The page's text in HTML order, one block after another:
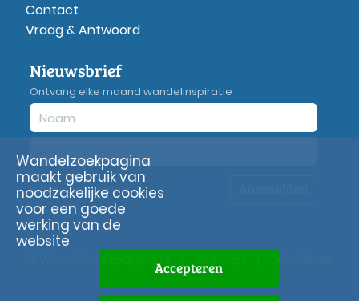
Contact
Vraag & Antwoord
Nieuwsbrief
Ontvang elke maand wandelinspiratie
Privacyverklaring
© Wandelzoekpagina.nl
Wandelzoekpagina
maakt gebruik van
noodzakelijke cookies
voor een goede
werking van de
website
Accepteren